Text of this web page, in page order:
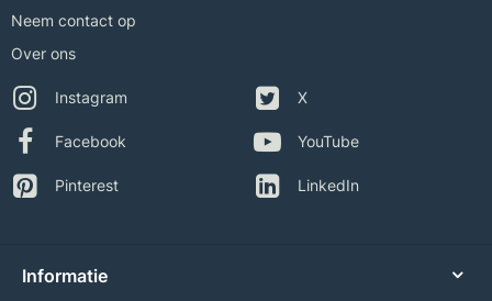
Neem contact op
Over ons
Instagram
Facebook
Pinterest
X
YouTube
LinkedIn
Informatie